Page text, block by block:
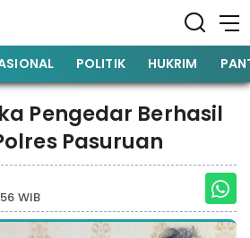
POLITIK HUKRIM
Pengedar Berhasil
Pasuruan
WIB